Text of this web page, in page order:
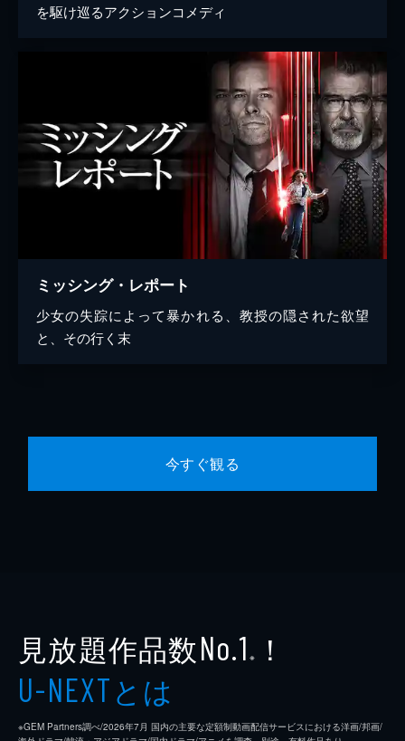
を駆け巡るアクションコメディ
ミッシング・レポート
少女の失踪によって暴かれる、教授の隠された欲望
と、その行く末
今すぐ観る
見放題作品数No.1 ※ ！
U-NEXTとは
※GEM Partners調べ/2026年7⽉ 国内の主要な定額制動画配信サービスにおける洋画/邦画/